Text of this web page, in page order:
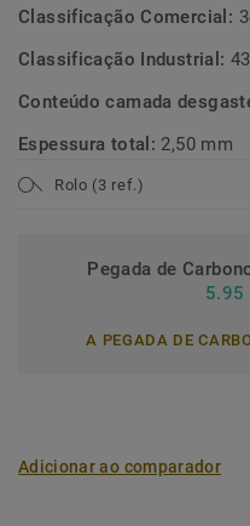
Classificação Comercial:
Classificação Industrial:
Conteúdo camada
Espessura total: 2,50 mm
Rolo (3 ref.)
Pegada de
5.95
A PEGADA DE
Adicionar ao comparador